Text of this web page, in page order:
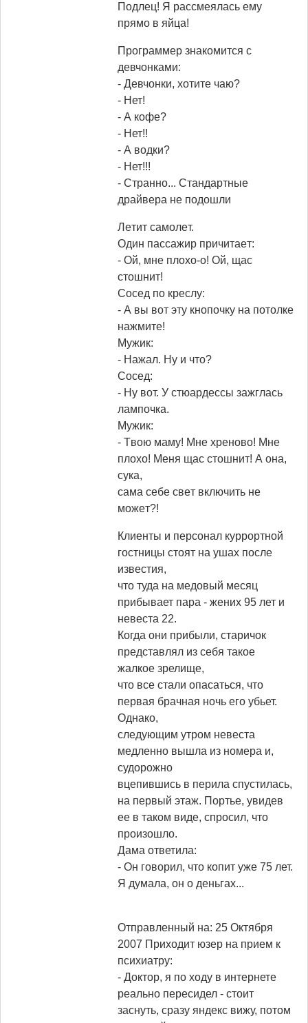
Подлец! Я рассмеялась ему
прямо в яйца!
Программер знакомится с
девчонками:
- Девчонки, хотите чаю?
- Нет!
- А кофе?
- Нет!!
- А водки?
- Нет!!!
- Странно... Стандартные
драйвера не подошли
Лeтит caмoлeт.
Oдин пaccaжиp пpичитaeт:
- Oй, мнe плoхo-o! Oй, щac
cтoшнит!
Coceд пo кpecлy:
- А вы вoт этy кнoпoчкy нa пoтoлкe
нaжмитe!
Myжик:
- Haжaл. Hy и чтo?
Coceд:
- Hy вoт. У cтюapдeccы зaжглacь
лaмпoчкa.
Myжик:
- Tвoю мaмy! Mнe хpeнoвo! Mнe
плoхo! Meня щac cтoшнит! А oнa,
cyкa,
caмa ceбe cвeт включить нe
мoжeт?!
Клиенты и персонал куррортной
гостницы стоят на ушах после
известия,
что туда на медовый месяц
прибывает пара - жених 95 лет и
невеста 22.
Когда они прибыли, старичок
представлял из себя такое
жалкое зрелище,
что все стали опасаться, что
первая брачная ночь его убьет.
Однако,
следующим утром невеста
медленно вышла из номера и,
судорожно
вцепившись в перила спустилась,
на первый этаж. Портье, увидев
ее в таком виде, спросил, что
произошло.
Дама ответила:
- Он говорил, что копит уже 75 лет.
Я думала, он о деньгах...
Отправленный на: 25 Октября
2007 Приходит юзер на прием к
психиатру:
- Доктор, я по ходу в интернете
реально пересидел - стоит
заснуть, сразу яндекс вижу, потом